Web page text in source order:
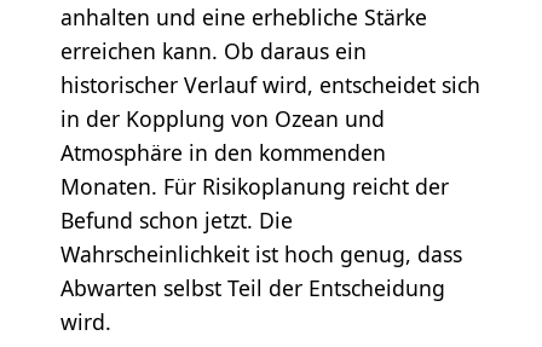
anhalten und eine erhebliche Stärke
erreichen kann. Ob daraus ein
historischer Verlauf wird, entscheidet sich
in der Kopplung von Ozean und
Atmosphäre in den kommenden
Monaten. Für Risikoplanung reicht der
Befund schon jetzt. Die
Wahrscheinlichkeit ist hoch genug, dass
Abwarten selbst Teil der Entscheidung
wird.